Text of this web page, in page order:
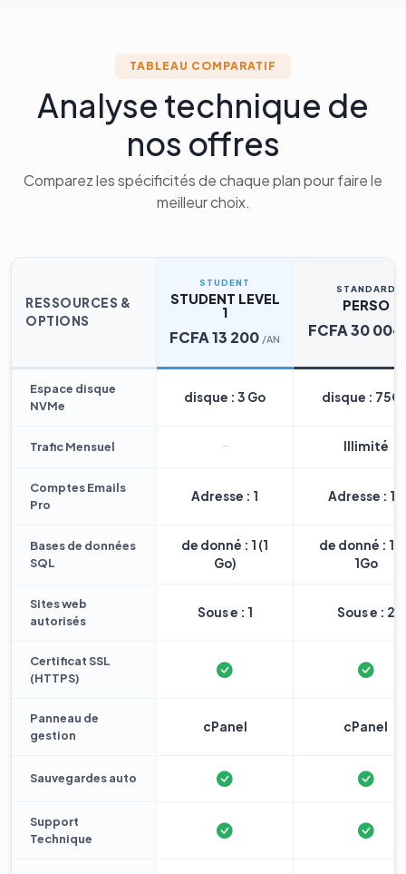
TABLEAU COMPARATIF
Analyse technique de
nos offres
Comparez les spécificités de chaque plan pour faire le
meilleur choix.
RESSOURCES &
OPTIONS
STUDENT
STUDENT LEVEL
1
FCFA 13 200 /AN
STANDARD
PERSO
FCFA 30 004
Espace disque
NVMe
disque : 3 Go disque :
Trafic Mensuel Illimité
Comptes Emails
Pro
Adresse : 1 Adresse : 10
Bases de données
SQL
de donné : 1 (1
Go)
de donné : 1
1Go
Sites web
autorisés
Sous e : 1 Sous e : 2
Certificat SSL
(HTTPS)
Panneau de
gestion
cPanel cPanel
Sauvegardes auto
Support
Technique